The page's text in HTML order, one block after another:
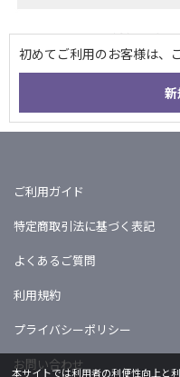
ご利用ガイド
特定商取引法に基づく表記
よくあるご質問
利用規約
プライバシーポリシー
お問い合わせ
本サイトでは利用者の利便性向上と